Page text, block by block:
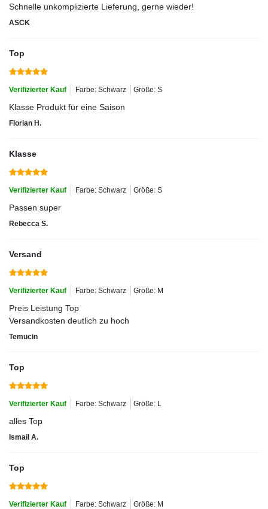
Schnelle unkomplizierte Lieferung, gerne wieder!
ASCK
Top
Verifizierter Kauf Farbe: Schwarz Größe: S
Klasse Produkt für eine Saison
Florian H.
Klasse
Verifizierter Kauf Farbe: Schwarz Größe: S
Passen super
Rebecca S.
Versand
Verifizierter Kauf Farbe: Schwarz Größe: M
Preis Leistung Top
Versandkosten deutlich zu hoch
Temucin
Top
Verifizierter Kauf Farbe: Schwarz Größe: L
alles Top
Ismail A.
Top
Verifizierter Kauf Farbe: Schwarz Größe: M